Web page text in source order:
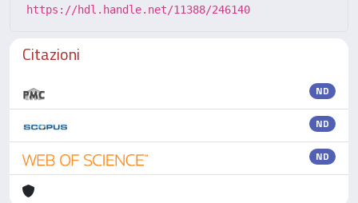
https://hdl.handle.net/11388/246140
Citazioni
ND
ND
ND